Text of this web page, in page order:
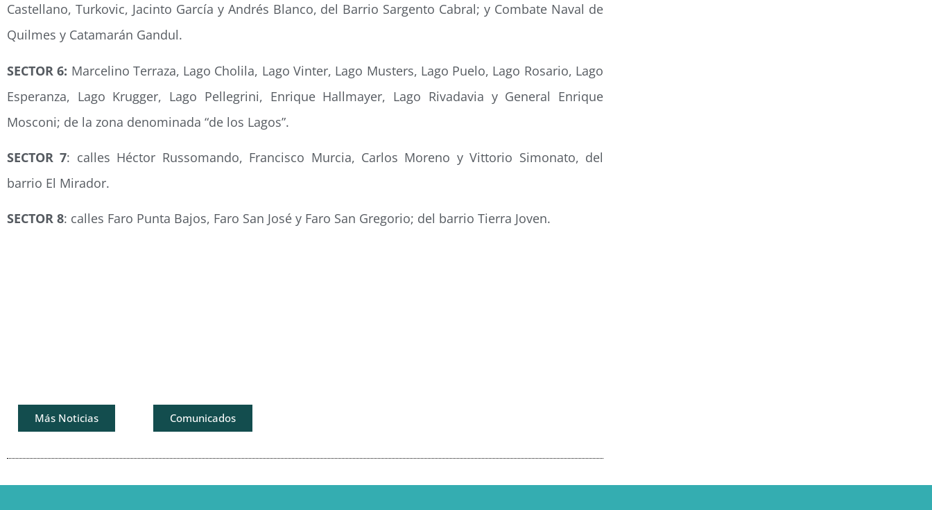
Castellano, Turkovic, Jacinto García y Andrés Blanco, del Barrio Sargento Cabral; y Combate Naval de
Quilmes y Catamarán Gandul.
SECTOR 6: Marcelino Terraza, Lago Cholila, Lago Vinter, Lago Musters, Lago Puelo, Lago Rosario, Lago
Esperanza, Lago Krugger, Lago Pellegrini, Enrique Hallmayer, Lago Rivadavia y General Enrique
Mosconi; de la zona denominada “de los Lagos”.
SECTOR 7: calles Héctor Russomando, Francisco Murcia, Carlos Moreno y Vittorio Simonato, del
barrio El Mirador.
SECTOR 8: calles Faro Punta Bajos, Faro San José y Faro San Gregorio; del barrio Tierra Joven.
Más Noticias Comunicados